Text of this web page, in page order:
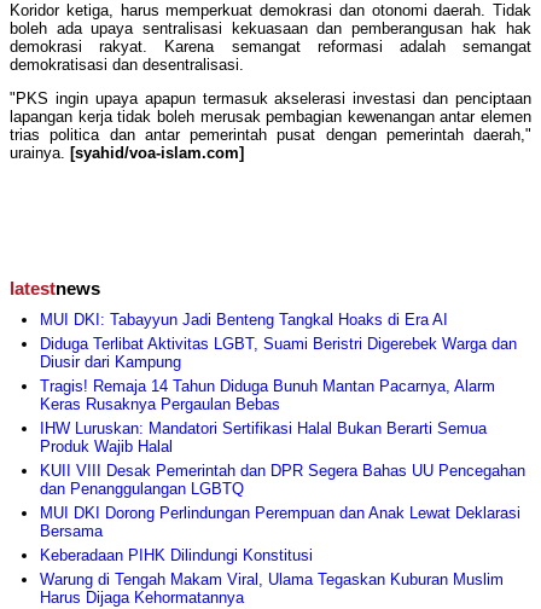
Koridor ketiga, harus memperkuat demokrasi dan otonomi daerah. Tidak
boleh ada upaya sentralisasi kekuasaan dan pemberangusan hak hak
demokrasi rakyat. Karena semangat reformasi adalah semangat
demokratisasi dan desentralisasi.
"PKS ingin upaya apapun termasuk akselerasi investasi dan penciptaan
lapangan kerja tidak boleh merusak pembagian kewenangan antar elemen
trias politica dan antar pemerintah pusat dengan pemerintah daerah,"
urainya. [syahid/voa-islam.com]
latestnews
MUI DKI: Tabayyun Jadi Benteng Tangkal Hoaks di Era AI
Diduga Terlibat Aktivitas LGBT, Suami Beristri Digerebek Warga dan
Diusir dari Kampung
Tragis! Remaja 14 Tahun Diduga Bunuh Mantan Pacarnya, Alarm
Keras Rusaknya Pergaulan Bebas
IHW Luruskan: Mandatori Sertifikasi Halal Bukan Berarti Semua
Produk Wajib Halal
KUII VIII Desak Pemerintah dan DPR Segera Bahas UU Pencegahan
dan Penanggulangan LGBTQ
MUI DKI Dorong Perlindungan Perempuan dan Anak Lewat Deklarasi
Bersama
Keberadaan PIHK Dilindungi Konstitusi
Warung di Tengah Makam Viral, Ulama Tegaskan Kuburan Muslim
Harus Dijaga Kehormatannya